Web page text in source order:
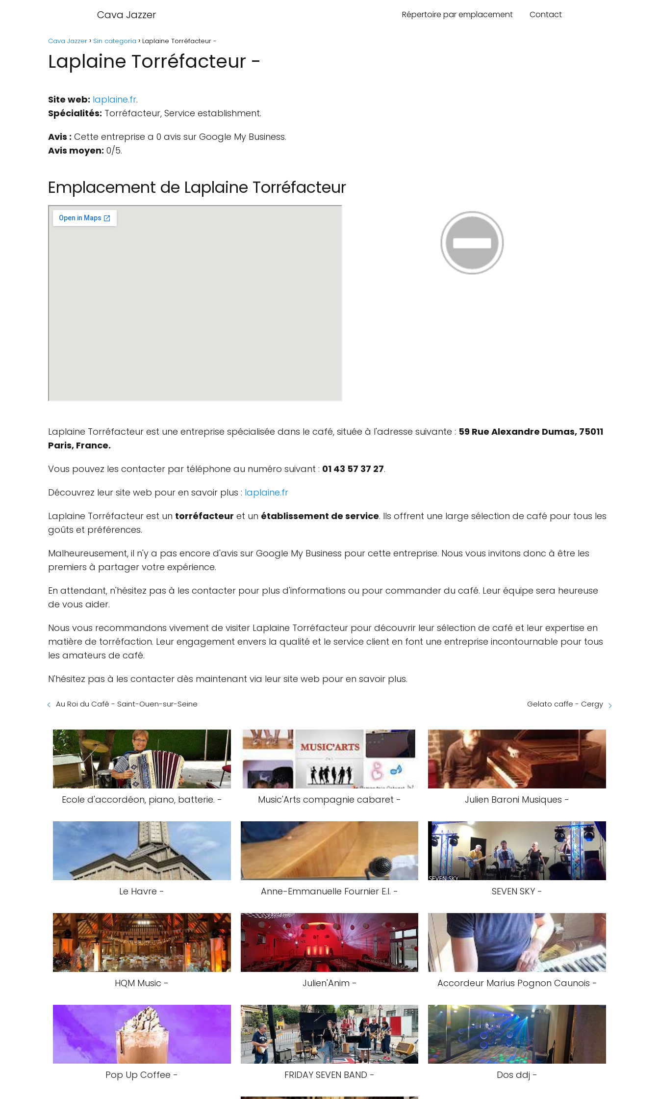
Cava Jazzer Répertoire par emplacement Contact
Cava Jazzer Sin categoría Laplaine Torréfacteur -
Laplaine Torréfacteur -
Site web: laplaine.fr.
Spécialités: Torréfacteur, Service establishment.
Avis : Cette entreprise a 0 avis sur Google My Business.
Avis moyen: 0/5.
Emplacement de Laplaine Torréfacteur
Laplaine Torréfacteur est une entreprise spécialisée dans le café, située à l'adresse suivante : 59 Rue Alexandre Dumas, 75011
Paris, France.
Vous pouvez les contacter par téléphone au numéro suivant : 01 43 57 37 27.
Découvrez leur site web pour en savoir plus : laplaine.fr
Laplaine Torréfacteur est un torréfacteur et un établissement de service. Ils offrent une large sélection de café pour tous les
goûts et préférences.
Malheureusement, il n'y a pas encore d'avis sur Google My Business pour cette entreprise. Nous vous invitons donc à être les
premiers à partager votre expérience.
En attendant, n'hésitez pas à les contacter pour plus d'informations ou pour commander du café. Leur équipe sera heureuse
de vous aider.
Nous vous recommandons vivement de visiter Laplaine Torréfacteur pour découvrir leur sélection de café et leur expertise en
matière de torréfaction. Leur engagement envers la qualité et le service client en font une entreprise incontournable pour tous
les amateurs de café.
N'hésitez pas à les contacter dès maintenant via leur site web pour en savoir plus.
Au Roi du Café - Saint-Ouen-sur-Seine Gelato caffe - Cergy
Ecole d'accordéon, piano, batterie. - Music'Arts compagnie cabaret - Julien Baroni Musiques -
Le Havre - Anne-Emmanuelle Fournier E.I. - SEVEN SKY -
HQM Music - Julien'Anim - Accordeur Marius Pognon Caunois -
Pop Up Coffee - FRIDAY SEVEN BAND - Dos ddj -